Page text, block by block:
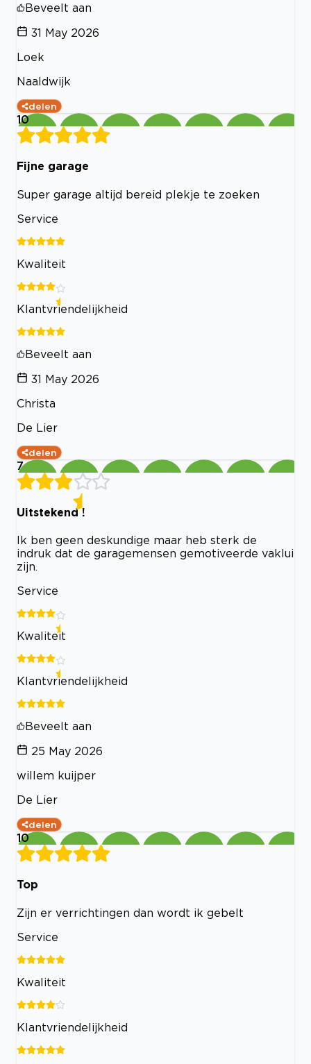
Beveelt aan
31 May 2026
Loek
Naaldwijk
delen
10
Fijne garage
Super garage altijd bereid plekje te zoeken
Service
Kwaliteit
Klantvriendelijkheid
Beveelt aan
31 May 2026
Christa
De Lier
delen
7
Uitstekend !
Ik ben geen deskundige maar heb sterk de
indruk dat de garagemensen gemotiveerde vaklui
zijn.
Service
Kwaliteit
Klantvriendelijkheid
Beveelt aan
25 May 2026
willem kuijper
De Lier
delen
10
Top
Zijn er verrichtingen dan wordt ik gebelt
Service
Kwaliteit
Klantvriendelijkheid